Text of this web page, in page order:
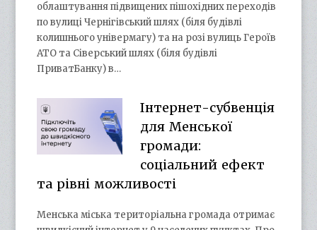
облаштування підвищених пішохідних переходів
по вулиці Чернігівський шлях (біля будівлі
колишнього універмагу) та на розі вулиць Героїв
АТО та Сіверський шлях (біля будівлі
ПриватБанку) в…
Інтернет-субвенція
для Менської
громади:
соціальний ефект
та рівні можливості
Менська міська територіальна громада отримає